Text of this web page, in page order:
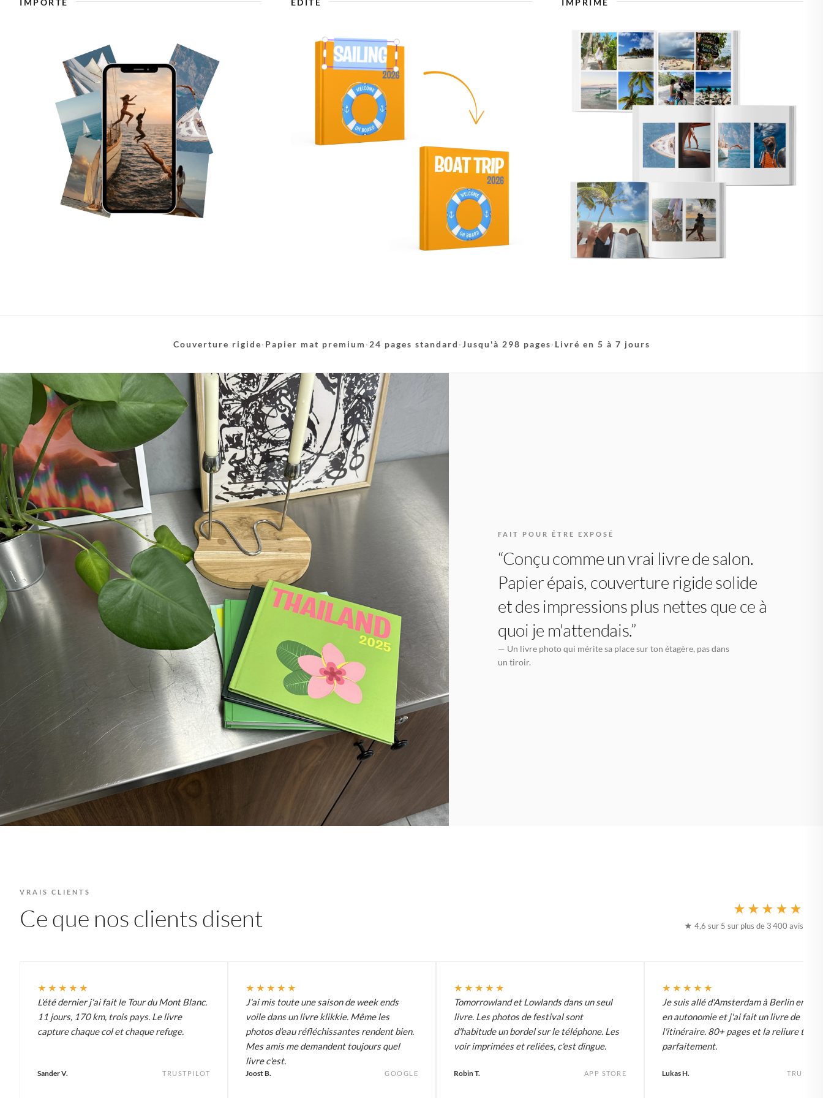
TCHÉQUIE
IMPORTE ÉDITE IMPRIME
Couverture rigide· Papier mat premium · 24 pages standard ·Jusqu'à 298 pages· Livré en 5 à 7 jours
FAIT POUR ÊTRE EXPOSÉ
“Conçu comme un vrai livre de salon.
Papier épais, couverture rigide solide
et des impressions plus nettes que ce à
quoi je m'attendais.”
— Un livre photo qui mérite sa place sur ton étagère, pas dans
un tiroir.
VRAIS CLIENTS
Ce que nos clients disent ★★★★★
★ 4,6 sur 5 sur plus de 3 400 avis
★★★★★
L'été dernier j'ai fait le Tour du Mont Blanc.
11 jours, 170 km, trois pays. Le livre
capture chaque col et chaque refuge.
Sander V. TRUSTPILOT
★★★★★
J'ai mis toute une saison de week ends
voile dans un livre klikkie. Même les
photos d'eau réfléchissantes rendent bien.
Mes amis me demandent toujours quel
livre c'est.
Joost B. GOOGLE
★★★★★
Tomorrowland et Lowlands dans un seul
livre. Les photos de festival sont
d'habitude un bordel sur le téléphone. Les
voir imprimées et reliées, c'est dingue.
Robin T. APP STORE
★★★★★
Je suis allé d'Amsterdam à Berlin en
en autonomie et j'ai fait un livre de
l'itinéraire. 80+ pages et la reliure tient
parfaitement.
Lukas H.